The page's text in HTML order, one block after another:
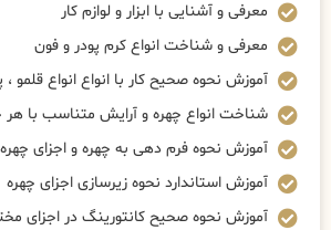
معرفی و آشنایی با ابزار و لوازم کار
معرفی و شناخت انواع کرم پودر و فون
آموزش نحوه صحیح کار با انواع انواع قلمو
شناخت انواع چهره و آرایش متناسب با هر
آموزش نحوه فرم دهی به چهره و اجزای
آموزش استاندارد نحوه زیرسازی اجزای چهره
آموزش نحوه صحیح کانتورینگ در اجزای